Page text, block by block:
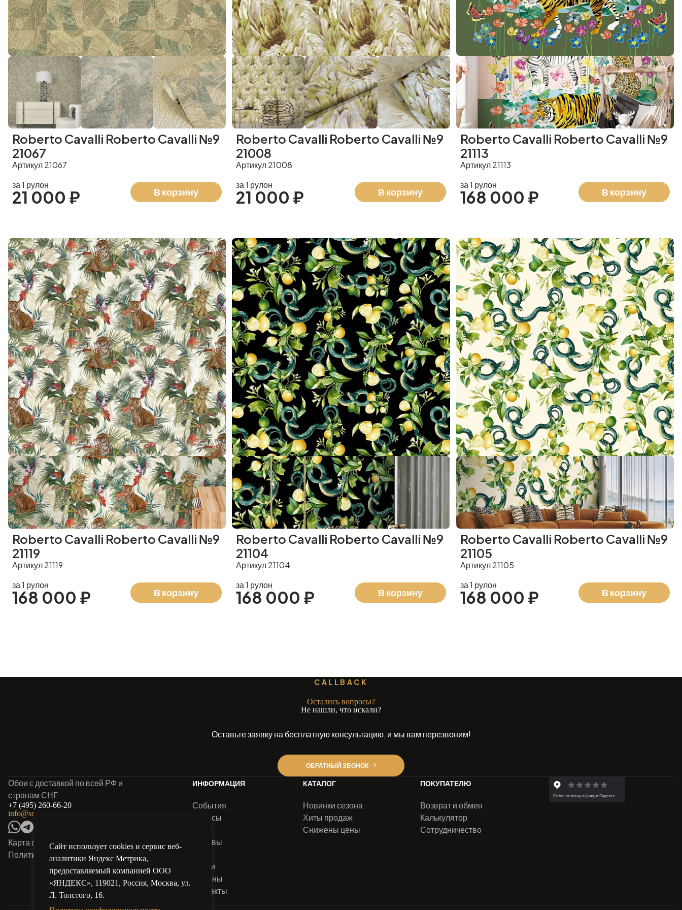
Roberto Cavalli Roberto Cavalli №9
21067
Артикул 21067
за 1 рулон
21 000 ₽ В корзину
Roberto Cavalli Roberto Cavalli №9
21008
Артикул 21008
за 1 рулон
21 000 ₽ В корзину
Roberto Cavalli Roberto Cavalli №9
21113
Артикул 21113
за 1 рулон
168 000 ₽ В корзину
Roberto Cavalli Roberto Cavalli №9
21119
Артикул 21119
за 1 рулон
168 000 ₽ В корзину
Roberto Cavalli Roberto Cavalli №9
21104
Артикул 21104
за 1 рулон
168 000 ₽ В корзину
Roberto Cavalli Roberto Cavalli №9
21105
Артикул 21105
за 1 рулон
168 000 ₽ В корзину
CALLBACK
Остались вопросы?
Не нашли, что искали?
Оставьте заявку на бесплатную консультацию, и мы вам перезвоним!
ОБРАТНЫЙ ЗВОНОК
Обои с доставкой по всей РФ и
странам СНГ
+7 (495) 260-66-20
info@solo-oboi.ru
Карта сайта
Политика конфиденциальности
ИНФОРМАЦИЯ
События
Анонсы
Отзывы
Акции
Салоны
Контакты
КАТАЛОГ
Новинки сезона
Хиты продаж
Снижены цены
ПОКУПАТЕЛЮ
Возврат и обмен
Калькулятор
Сотрудничество
Сайт использует cookies и сервис веб-
аналитики Яндекс Метрика,
предоставляемый компанией ООО
«ЯНДЕКС», 119021, Россия, Москва, ул.
Л. Толстого, 16.